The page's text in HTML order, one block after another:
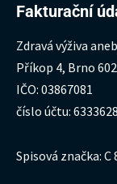
Fakturační
Zdravá výživa
Příkop 4, Brno
IČO: 03867081
číslo účtu:
Spisová značka: